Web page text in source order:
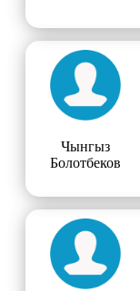
Чынгыз
Болотбеков